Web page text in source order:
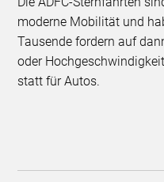
moderne Mobilität und
Tausende fordern auf
oder
statt für Autos.